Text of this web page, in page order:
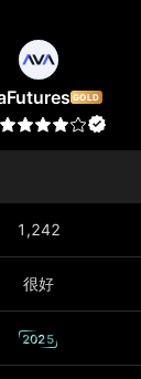
GOLD
1,242
很好
2025